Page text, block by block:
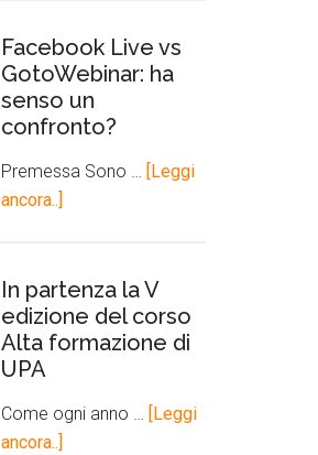
Facebook Live vs
GotoWebinar: ha
senso un
confronto?
Premessa Sono …
[Leggi
ancora..]
In partenza la V
edizione del corso
Alta formazione di
UPA
Come ogni anno …
[Leggi
ancora..]